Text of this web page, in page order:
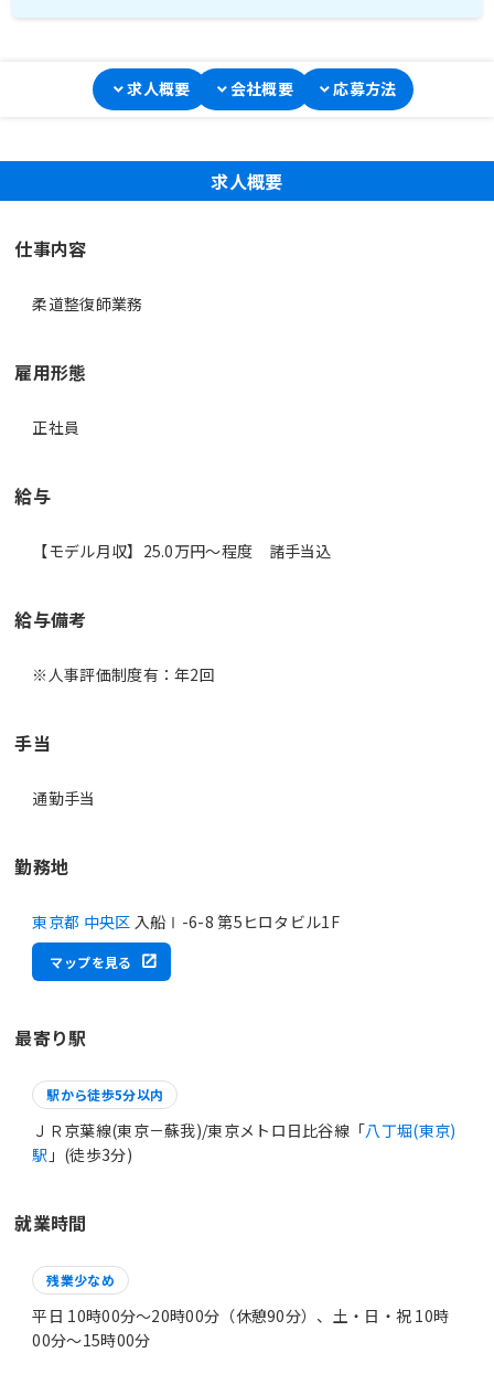
求人概要 会社概要 応募方法
求人概要
仕事内容
柔道整復師業務
雇用形態
正社員
給与
【モデル月収】25.0万円〜程度 諸手当込
給与備考
※人事評価制度有：年2回
手当
通勤手当
勤務地
東京都 中央区 入船Ⅰ-6-8 第5ヒロタビル1F
マップを見る
最寄り駅
駅から徒歩5分以内
ＪＲ京葉線(東京－蘇我)/東京メトロ日比谷線「八丁堀(東京)
駅 」(徒歩3分)
就業時間
残業少なめ
平日 10時00分〜20時00分（休憩90分）、土・日・祝 10時
00分〜15時00分